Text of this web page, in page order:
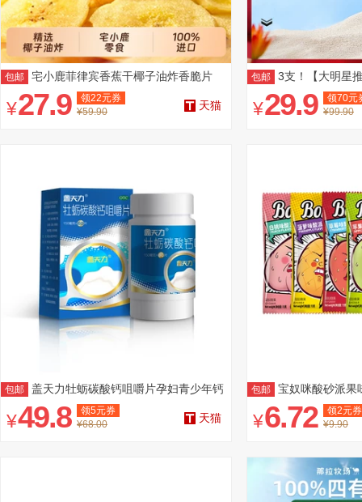
包邮
宅小鹿菲律宾香蕉干椰子油炸香脆片
51g*10袋
¥27.9 领22元券
¥59.90
天猫
包邮
3支！【大明星
¥29.9 领70元
¥99.90
包邮
盖天力牡蛎碳酸钙咀嚼片孕妇青少年钙
¥49.8 领5元券
¥68.00
天猫
包邮
宝奴咪酸砂派果
¥6.72 领2元券
¥9.90